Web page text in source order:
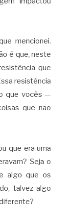
mencionei.
é que, neste
que
resistência
que vocês —
que não
que era uma
Seja o
algo que os
talvez algo